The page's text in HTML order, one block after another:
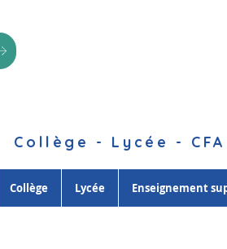
Collège - Lycée -
Collège Lycée Enseignement